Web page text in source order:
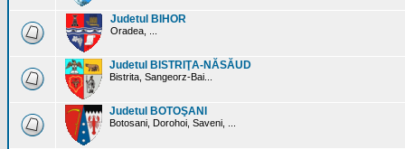
Judetul BIHOR
Oradea, ...
Judetul BISTRIŢA-NĂSĂUD
Bistrita, Sangeorz-Bai...
Judetul BOTOŞANI
Botosani, Dorohoi, Saveni, ...